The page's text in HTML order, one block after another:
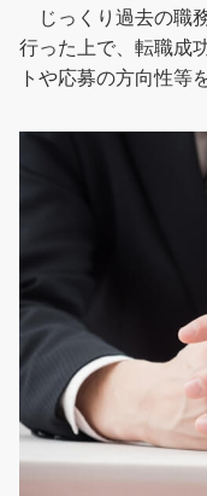
じっくり過去の職
行った上で、転職成
トや応募の方向性等